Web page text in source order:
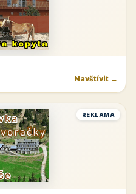
Navštívit →
REKLAMA